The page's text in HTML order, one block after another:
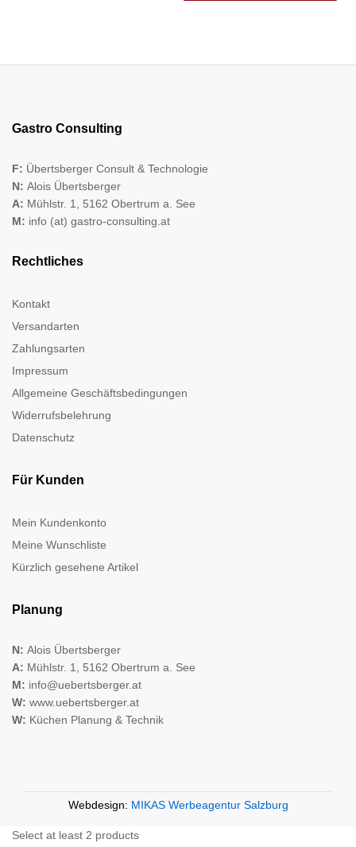
Gastro Consulting
F: Übertsberger Consult & Technologie
N: Alois Übertsberger
A: Mühlstr. 1, 5162 Obertrum a. See
M: info (at) gastro-consulting.at
Rechtliches
Kontakt
Versandarten
Zahlungsarten
Impressum
Allgemeine Geschäftsbedingungen
Widerrufsbelehrung
Datenschutz
Für Kunden
Mein Kundenkonto
Meine Wunschliste
Kürzlich gesehene Artikel
Planung
N: Alois Übertsberger
A: Mühlstr. 1, 5162 Obertrum a. See
M: info@uebertsberger.at
W: www.uebertsberger.at
W: Küchen Planung & Technik
Webdesign: MIKAS Werbeagentur Salzburg
Select at least 2 products